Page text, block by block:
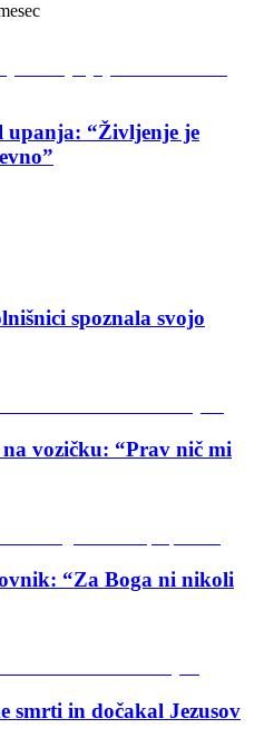
upanja: “Življenje je
spoznala svojo
vozičku: “Prav nič mi
“Za Boga ni nikoli
smrti in dočakal Jezusov